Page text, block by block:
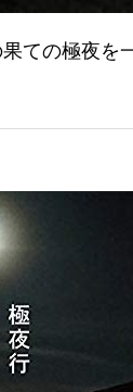
ての極夜を